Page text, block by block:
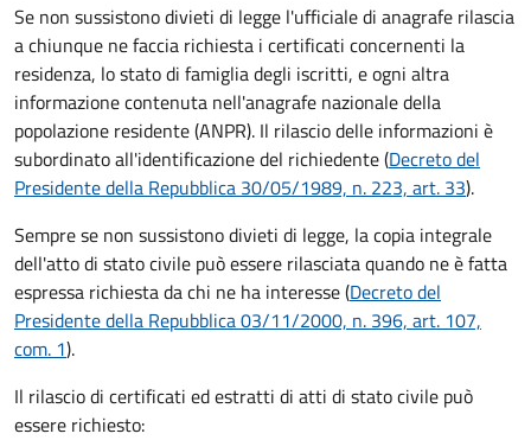
Se non sussistono divieti di legge l'ufficiale di anagrafe rilascia
a chiunque ne faccia richiesta i certificati concernenti la
residenza, lo stato di famiglia degli iscritti, e ogni altra
informazione contenuta nell'anagrafe nazionale della
popolazione residente (ANPR). Il rilascio delle informazioni è
subordinato all'identificazione del richiedente (Decreto del
Presidente della Repubblica 30/05/1989, n. 223, art. 33).
Sempre se non sussistono divieti di legge, la copia integrale
dell'atto di stato civile può essere rilasciata quando ne è fatta
espressa richiesta da chi ne ha interesse (Decreto del
Presidente della Repubblica 03/11/2000, n. 396, art. 107,
com. 1).
Il rilascio di certificati ed estratti di atti di stato civile può
essere richiesto: